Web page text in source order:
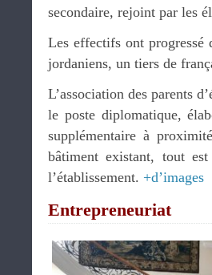
secondaire, rejoint par les
Les effectifs ont progressé
jordaniens, un tiers de
L’association des parents
le poste diplomatique,
supplémentaire à
bâtiment existant, tout
l’établissement. +d’images
Entrepreneuriat